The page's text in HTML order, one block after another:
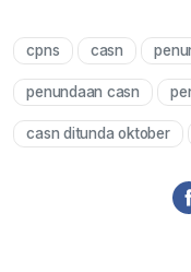
cpns casn
penundaan casn
casn ditunda oktober